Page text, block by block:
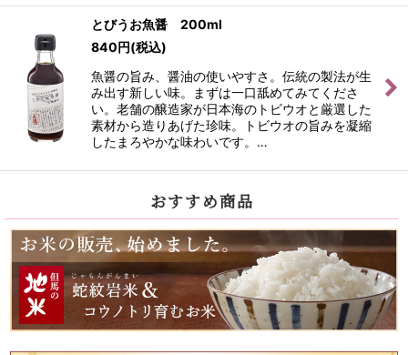
とびうお魚醤 200ml
840円(税込)
魚醤の旨み、醤油の使いやすさ。伝統の製法が生
み出す新しい味。まずは一口舐めてみてくださ
い。老舗の醸造家が日本海のトビウオと厳選した
素材から造りあげた珍味。トビウオの旨みを凝縮
したまろやかな味わいです。…
おすすめ商品